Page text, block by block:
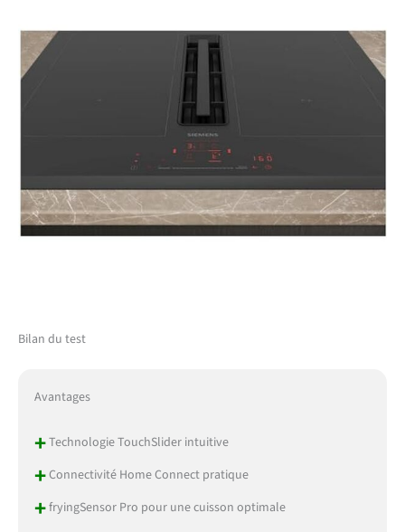
Bilan du test
Avantages
+Technologie TouchSlider intuitive
+Connectivité Home Connect pratique
+fryingSensor Pro pour une cuisson optimale